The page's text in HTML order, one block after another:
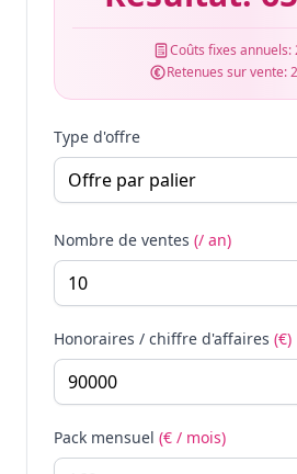
Coûts fixes annuels:
Retenues sur vente:
Type d'offre
Nombre de ventes (/ an)
Honoraires / chiffre d'affaires (€)
Pack mensuel (€ / mois)